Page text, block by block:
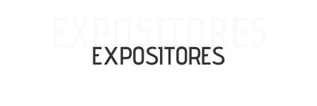
EXPOSITORES
EXPOSITORES